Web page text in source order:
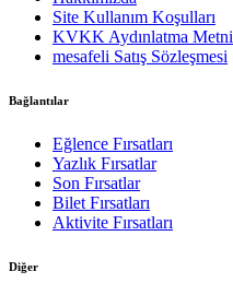
Site Kullanım Koşulları
KVKK Aydınlatma Metni
mesafeli Satış Sözleşmesi
Bağlantılar
Eğlence Fırsatları
Yazlık Fırsatlar
Son Fırsatlar
Bilet Fırsatları
Aktivite Fırsatları
Diğer